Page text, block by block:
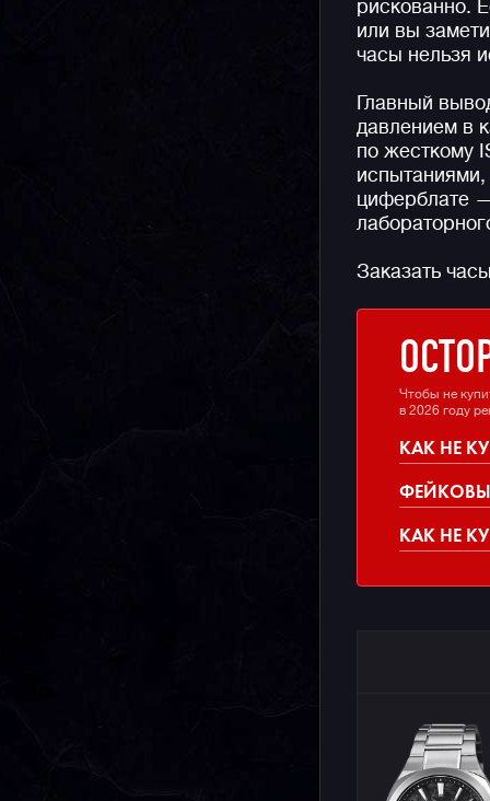
рискованно.
или вы
часы нельзя
Главный
давлением в
по жесткому
циферблате —
Заказать
Чтобы не
в 2026 году
КАК НЕ
КАК НЕ